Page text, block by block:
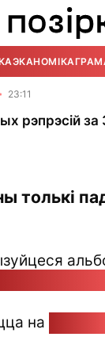
ЭКАНОМІКА
23:11
рэпрэсій за
толькі
на